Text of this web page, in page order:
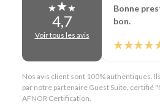
chantier
4,7
Voir tous les avis
Bonne
bon.
Nos avis client sont 100% authentiques.
par notre partenaire Guest Suite, certifié
AFNOR Certification.